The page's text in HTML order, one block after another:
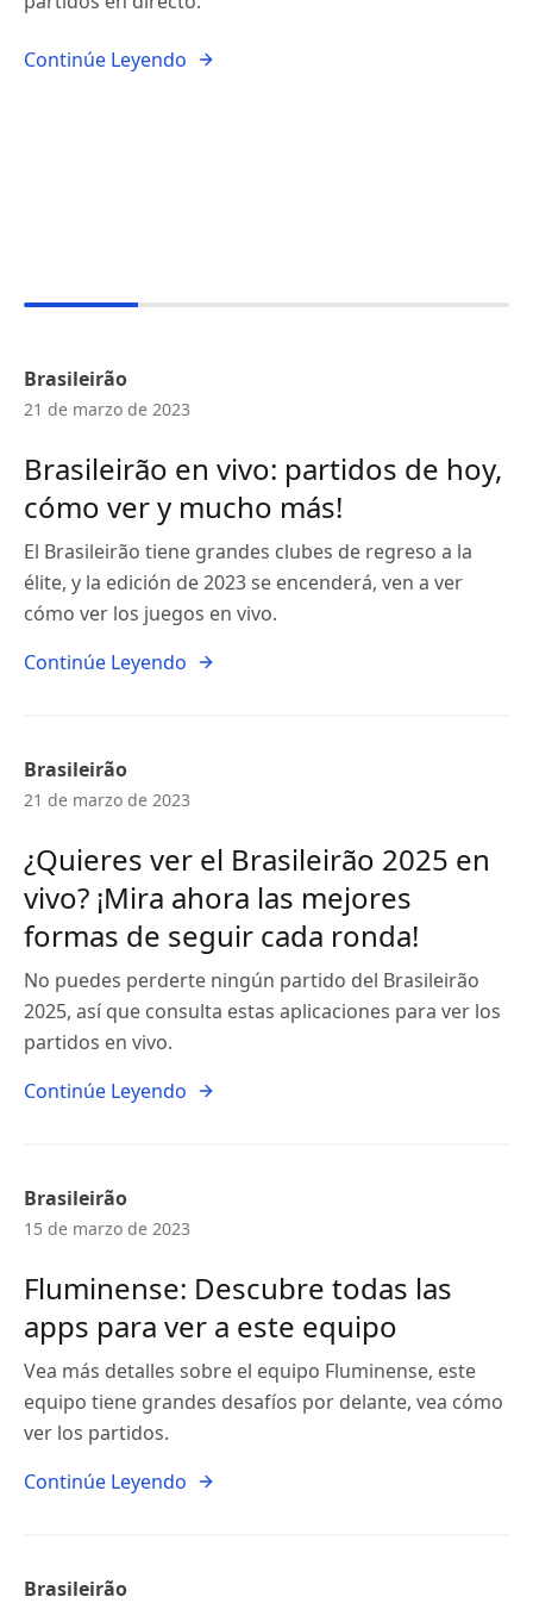
Continúe Leyendo
Brasileirão
21 de marzo de 2023
Brasileirão en vivo: partidos de hoy,
cómo ver y mucho más!
El Brasileirão tiene grandes clubes de regreso a la
élite, y la edición de 2023 se encenderá, ven a ver
cómo ver los juegos en vivo.
Continúe Leyendo
Brasileirão
21 de marzo de 2023
¿Quieres ver el Brasileirão 2025 en
vivo? ¡Mira ahora las mejores
formas de seguir cada ronda!
No puedes perderte ningún partido del Brasileirão
2025, así que consulta estas aplicaciones para ver los
partidos en vivo.
Continúe Leyendo
Brasileirão
15 de marzo de 2023
Fluminense: Descubre todas las
apps para ver a este equipo
Vea más detalles sobre el equipo Fluminense, este
equipo tiene grandes desafíos por delante, vea cómo
ver los partidos.
Continúe Leyendo
Brasileirão